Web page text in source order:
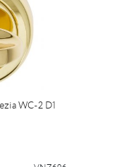
WC-2 D1